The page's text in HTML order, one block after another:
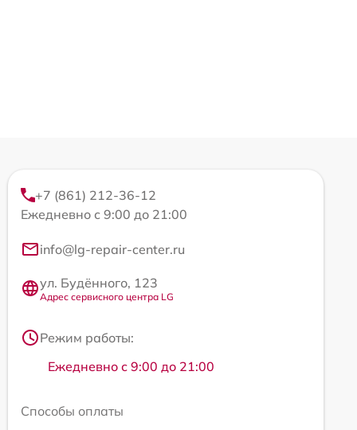
+7 (861) 212-36-12
Ежедневно с 9:00 до 21:00
info@lg-repair-center.ru
ул. Будённого, 123
Адрес сервисного центра LG
Режим работы:
Ежедневно с 9:00 до 21:00
Способы оплаты